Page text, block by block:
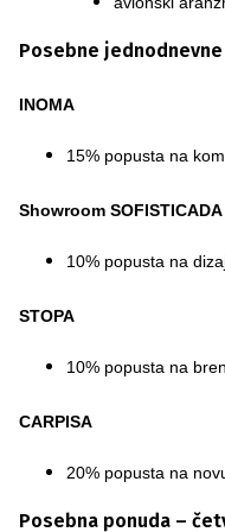
Posebne
INOMA
15% popusta na
Showroom SOFISTICADA
10% popusta na
STOPA
10% popusta na
CARPISA
20% popusta na
Posebna ponuda –